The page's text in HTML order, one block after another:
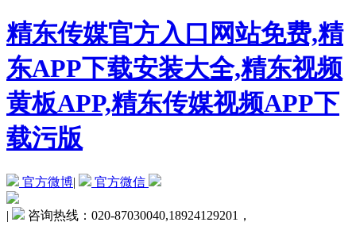
精东传媒官方入口网站免费,精
东APP下载安装大全,精东视频
黄板APP,精东传媒视频APP下
载污版
官方微博| 官方微信
|
咨询热线：020-87030040,18924129201，